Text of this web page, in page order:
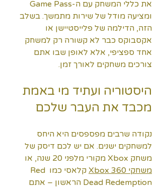
ומציעה מודל של שירות מתמשך. בשלב
הזה, הדילמה של פלייסטיישן או
אקסבוקס כבר לא קשורה רק למשחק
אחד ספציפי, אלא לאופן שבו אתם
צורכים משחקים לאורך זמן.
היסטוריה ועתיד מי באמת
מכבד את העבר שלכם
נקודה שרבים מפספסים היא היחס
למשחקים ישנים. אם יש לכם דיסק של
משחק Xbox מקורי מלפני 20 שנה, או
משחקי Xbox 360
קלאסי כמו Red
Dead Redemption הראשון – אתם